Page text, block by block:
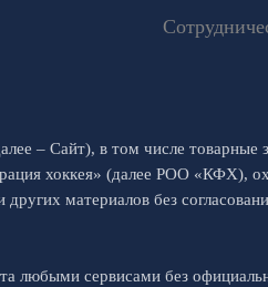
– Сайт), в том числе товарные
хоккея» (далее РОО «КФХ),
материалов без
любыми сервисами без